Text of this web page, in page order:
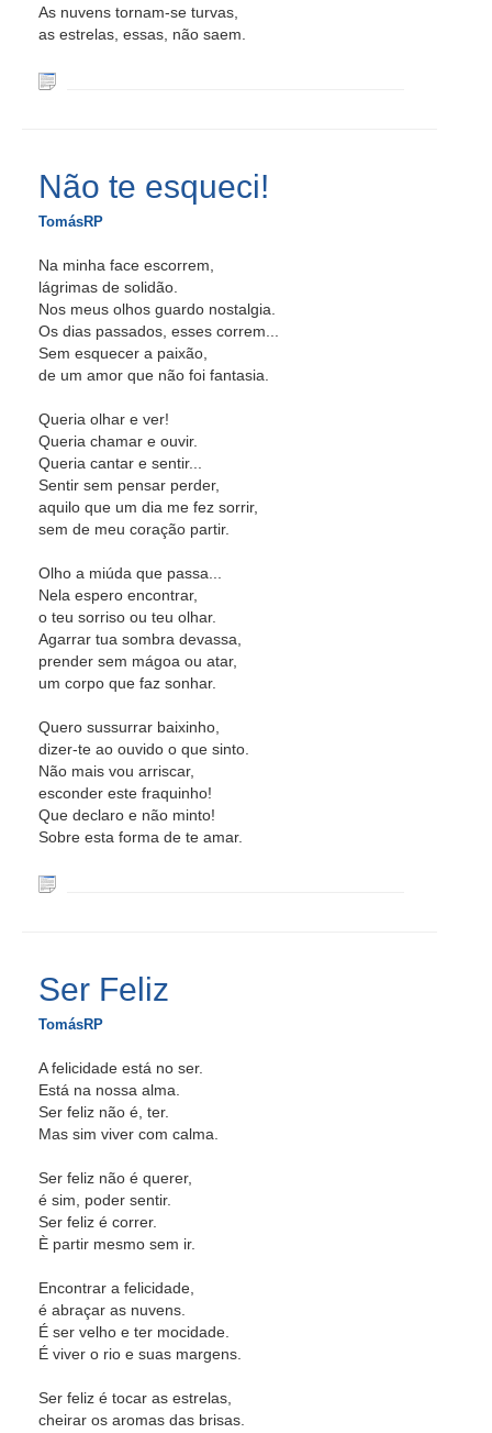
As nuvens tornam-se turvas,
as estrelas, essas, não saem.
Não te esqueci!
TomásRP
Na minha face escorrem,
lágrimas de solidão.
Nos meus olhos guardo nostalgia.
Os dias passados, esses correm...
Sem esquecer a paixão,
de um amor que não foi fantasia.
Queria olhar e ver!
Queria chamar e ouvir.
Queria cantar e sentir...
Sentir sem pensar perder,
aquilo que um dia me fez sorrir,
sem de meu coração partir.
Olho a miúda que passa...
Nela espero encontrar,
o teu sorriso ou teu olhar.
Agarrar tua sombra devassa,
prender sem mágoa ou atar,
um corpo que faz sonhar.
Quero sussurrar baixinho,
dizer-te ao ouvido o que sinto.
Não mais vou arriscar,
esconder este fraquinho!
Que declaro e não minto!
Sobre esta forma de te amar.
Ser Feliz
TomásRP
A felicidade está no ser.
Está na nossa alma.
Ser feliz não é, ter.
Mas sim viver com calma.
Ser feliz não é querer,
é sim, poder sentir.
Ser feliz é correr.
È partir mesmo sem ir.
Encontrar a felicidade,
é abraçar as nuvens.
É ser velho e ter mocidade.
É viver o rio e suas margens.
Ser feliz é tocar as estrelas,
cheirar os aromas das brisas.